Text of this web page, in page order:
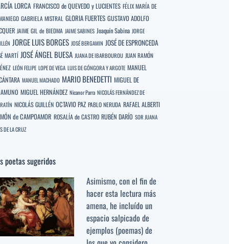
LORCA FRANCISCO de QUEVEDO y LUCIENTES FÉLIX MARÍA DE
GABRIELA MISTRAL GLORIA FUERTES GUSTAVO ADOLFO
JAIME GIL de BIEDMA JAIME SABINES Joaquín Sabina JORGE
JORGE LUIS BORGES JOSÉ BERGAMIN JOSÉ DE ESPRONCEDA
MARTÍ JOSÉ ÁNGEL BUESA JUANA DE IBARBOUROU JUAN RAMÓN
LEÓN FELIPE LOPE DE VEGA LUIS DE GÓNGORA Y ARGOTE MANUEL
MANUEL MACHADO MARIO BENEDETTI MIGUEL DE
MIGUEL HERNÁNDEZ Nicanor Parra NICOLÁS FERNÁNDEZ DE
NICOLÁS GUILLÉN OCTAVIO PAZ PABLO NERUDA RAFAEL ALBERTI
de CAMPOAMOR ROSALÍA de CASTRO RUBÉN DARÍO SOR JUANA
DE LA CRUZ
poetas sugeridos
Asimismo, con el fin de
hacer esta lectura más
amena, he incluído un
espacio salpicado de
ejemplos (poemas) de